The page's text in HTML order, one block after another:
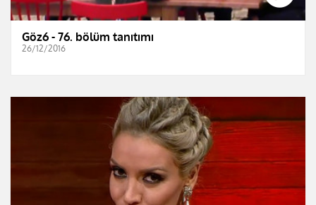
Göz6 - 76. bölüm tanıtımı
26/12/2016